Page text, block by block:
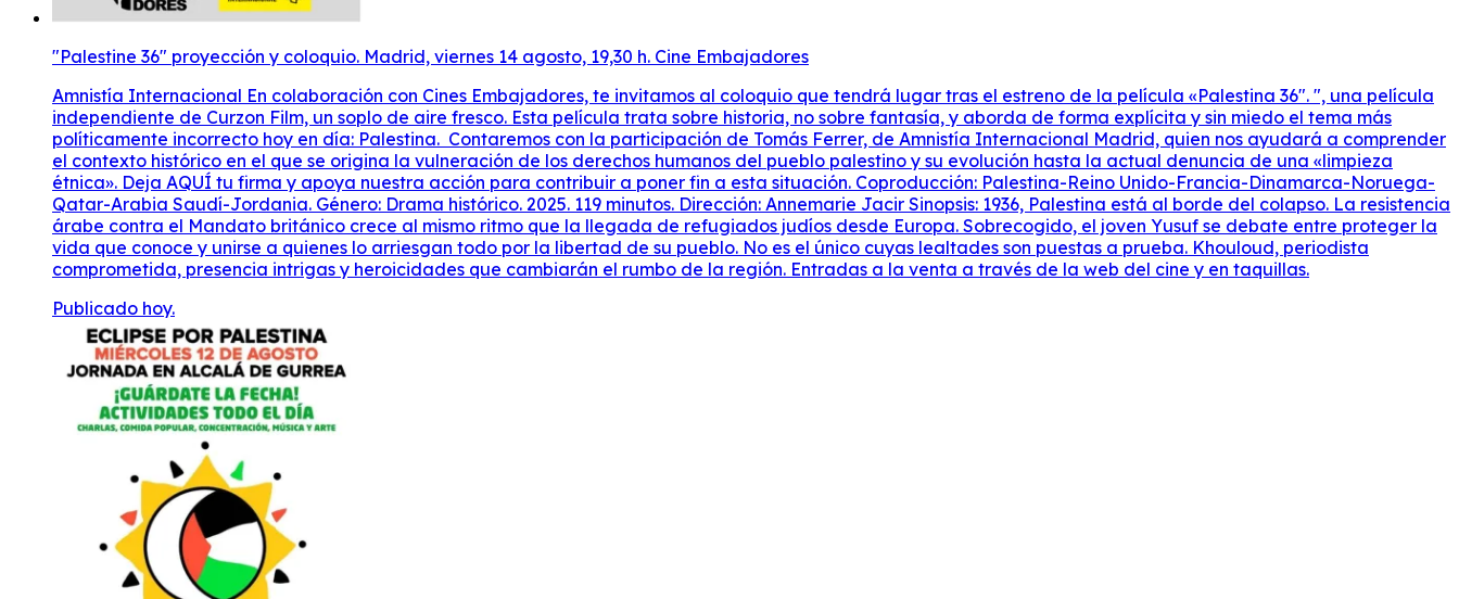
"Palestine 36" proyección y coloquio. Madrid, viernes 14 agosto, 19,30 h. Cine Embajadores
Amnistía Internacional En colaboración con Cines Embajadores, te invitamos al coloquio que tendrá lugar tras el estreno de la película «Palestina 36″. ", ​​una película
independiente de Curzon Film, un soplo de aire fresco. Esta película trata sobre historia, no sobre fantasía, y aborda de forma explícita y sin miedo el tema más
políticamente incorrecto hoy en día: Palestina. Contaremos con la participación de Tomás Ferrer, de Amnistía Internacional Madrid, quien nos ayudará a comprender
el contexto histórico en el que se origina la vulneración de los derechos humanos del pueblo palestino y su evolución hasta la actual denuncia de una «limpieza
étnica». Deja AQUÍ tu firma y apoya nuestra acción para contribuir a poner fin a esta situación. Coproducción: Palestina-Reino Unido-Francia-Dinamarca-Noruega-
Qatar-Arabia Saudí-Jordania. Género: Drama histórico. 2025. 119 minutos. Dirección: Annemarie Jacir Sinopsis: 1936, Palestina está al borde del colapso. La resistencia
árabe contra el Mandato británico crece al mismo ritmo que la llegada de refugiados judíos desde Europa. Sobrecogido, el joven Yusuf se debate entre proteger la
vida que conoce y unirse a quienes lo arriesgan todo por la libertad de su pueblo. No es el único cuyas lealtades son puestas a prueba. Khouloud, periodista
comprometida, presencia intrigas y heroicidades que cambiarán el rumbo de la región. Entradas a la venta a través de la web del cine y en taquillas.
Publicado hoy.